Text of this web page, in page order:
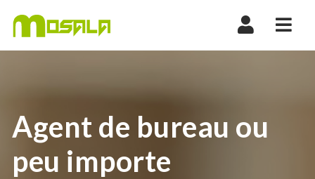
Agent de bureau ou
peu importe